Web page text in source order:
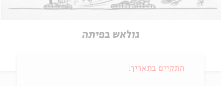
גולאש בפיתה
התקיים בתאריך: